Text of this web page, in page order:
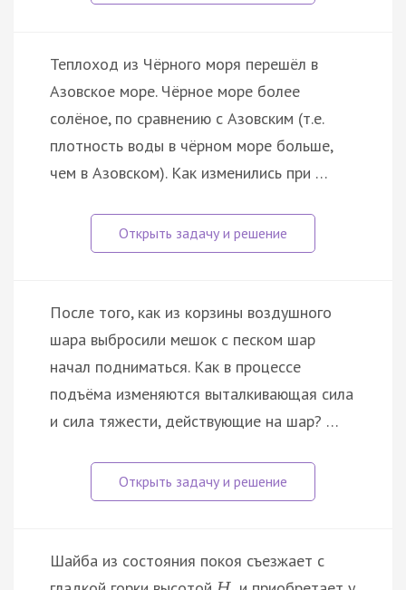
Теплоход из Чёрного моря перешёл в
Азовское море. Чёрное море более
солёное, по сравнению с Азовским (т.е.
плотность воды в чёрном море больше,
чем в Азовском). Как изменились при …
После того, как из корзины воздушного
шара выбросили мешок с песком шар
начал подниматься. Как в процессе
подъёма изменяются выталкивающая сила
и сила тяжести, действующие на шар? …
Шайба из состояния покоя съезжает с